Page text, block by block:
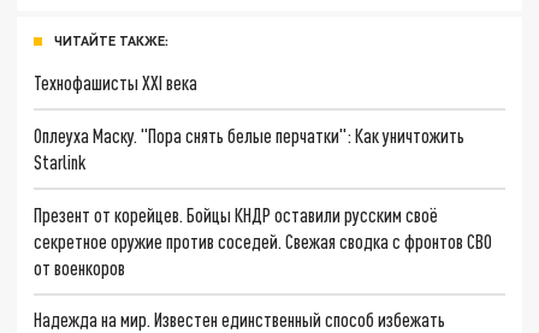
ЧИТАЙТЕ ТАКЖЕ:
Технофашисты XXI века
Оплеуха Маску. "Пора снять белые перчатки": Как уничтожить
Starlink
Презент от корейцев. Бойцы КНДР оставили русским своё
секретное оружие против соседей. Свежая сводка с фронтов СВО
от военкоров
Надежда на мир. Известен единственный способ избежать